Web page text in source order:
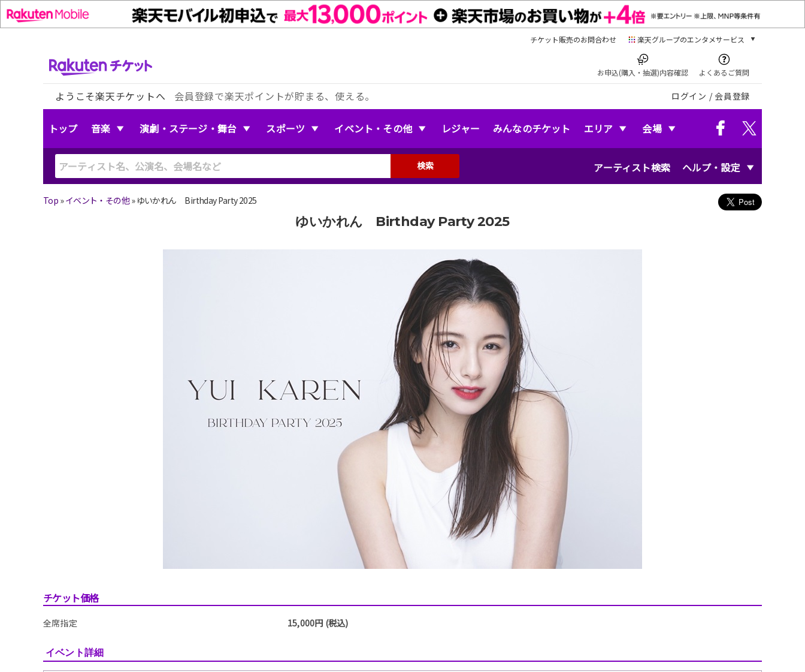
チケット販売のお問合わせ 楽天グループのエンタメサービス
本/ゲーム/CD/DVD
楽天ブックス
電子書籍
楽天Kobo
音楽配信
お申込(購入・抽選)内容確認 よくあるご質問
ようこそ楽天チケットへ 会員登録で楽天ポイントが貯まる、使える。 ログイン / 会員登録
トップ 音楽 演劇・ステージ・舞台 スポーツ イベント・その他 レジャー みんなのチケット エリア 会場
アーティスト検索 ヘルプ・設定
検索
Top »イベント・その他» ゆいかれん Birthday Party 2025
ゆいかれん Birthday Party 2025
チケット価格
全席指定 15,000円 (税込)
イベント詳細